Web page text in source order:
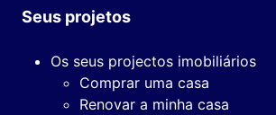
Seus projetos
Os seus projectos imobiliários
Comprar uma casa
Renovar a minha casa